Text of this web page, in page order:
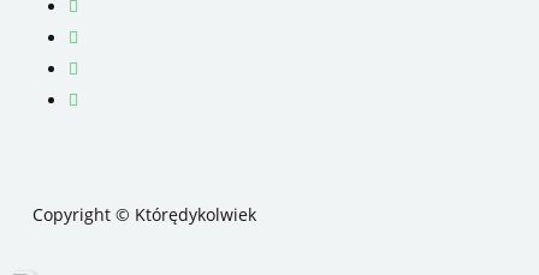
facebook
youtube
RSS
instagram
Copyright © Którędykolwiek